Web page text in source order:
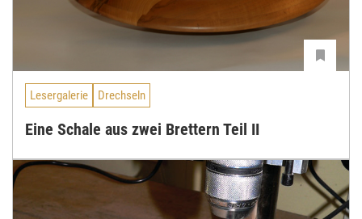
Lesergalerie Drechseln
Eine Schale aus zwei Brettern Teil II